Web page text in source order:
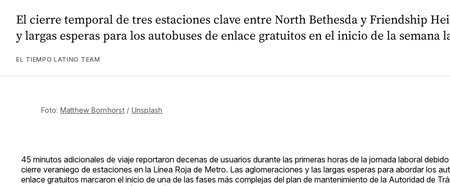
El cierre temporal de tres estaciones clave entre North Bethesda y Friendship
y largas esperas para los autobuses de enlace gratuitos en el inicio de la semana
EL TIEMPO LATINO TEAM
Foto: Matthew Bornhorst / Unsplash
45 minutos adicionales de viaje reportaron decenas de usuarios durante las primeras horas de la jornada laboral
cierre veraniego de estaciones en la Línea Roja de Metro. Las aglomeraciones y las largas esperas para abordar los
enlace gratuitos marcaron el inicio de una de las fases más complejas del plan de mantenimiento de la Autoridad de